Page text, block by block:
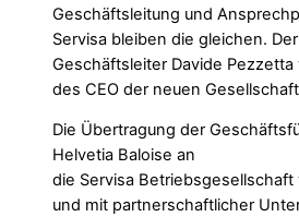
Geschäftsleitung und
Servisa bleiben die gleichen.
Geschäftsleiter Davide
des CEO der neuen
Die Übertragung der
Helvetia Baloise an
die Servisa
und mit partnerschaftlicher